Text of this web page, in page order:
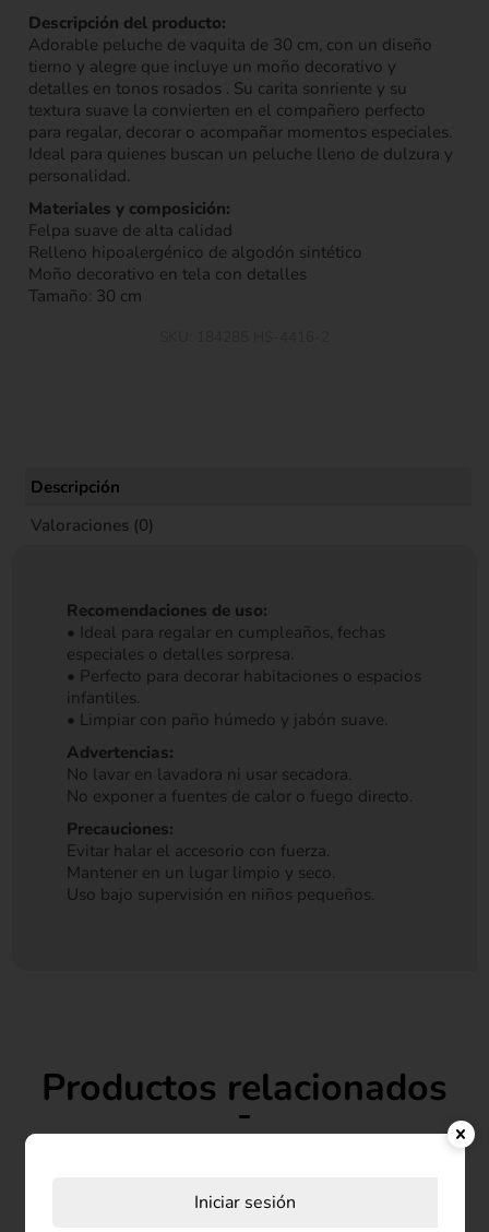
Descripción del producto:
Adorable peluche de vaquita de 30 cm, con un diseño
tierno y alegre que incluye un moño decorativo y
detalles en tonos rosados . Su carita sonriente y su
textura suave la convierten en el compañero perfecto
para regalar, decorar o acompañar momentos especiales.
Ideal para quienes buscan un peluche lleno de dulzura y
personalidad.
Materiales y composición:
Felpa suave de alta calidad
Relleno hipoalergénico de algodón sintético
Moño decorativo en tela con detalles
Tamaño: 30 cm
Descripción
Valoraciones (0)
Recomendaciones de uso:
• Ideal para regalar en cumpleaños, fechas
especiales o detalles sorpresa.
• Perfecto para decorar habitaciones o espacios
infantiles.
• Limpiar con paño húmedo y jabón suave.
Advertencias:
No lavar en lavadora ni usar secadora.
No exponer a fuentes de calor o fuego directo.
Precauciones:
Evitar halar el accesorio con fuerza.
Mantener en un lugar limpio y seco.
Uso bajo supervisión en niños pequeños.
Productos relacionados
Iniciar sesión